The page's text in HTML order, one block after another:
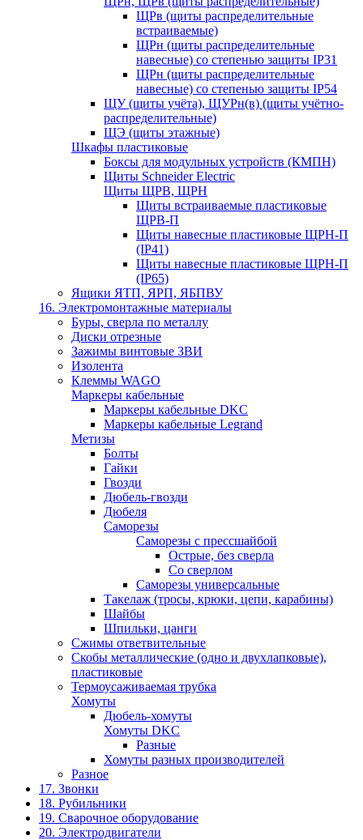
ЩРв (щиты распределительные
встраиваемые)
ЩРн (щиты распределительные
навесные) со степенью защиты IP31
ЩРн (щиты распределительные
навесные) со степенью защиты IP54
ЩУ (щиты учёта), ЩУРн(в) (щиты учётно-
распределительные)
ЩЭ (щиты этажные)
Шкафы пластиковые
Боксы для модульных устройств (КМПН)
Щиты Schneider Electric
Щиты ЩРВ, ЩРН
Щиты встраиваемые пластиковые
ЩРВ-П
Щиты навесные пластиковые ЩРН-П
(IP41)
Щиты навесные пластиковые ЩРН-П
(IP65)
Ящики ЯТП, ЯРП, ЯБПВУ
16. Электромонтажные материалы
Буры, сверла по металлу
Диски отрезные
Зажимы винтовые ЗВИ
Изолента
Клеммы WAGO
Маркеры кабельные
Маркеры кабельные DKC
Маркеры кабельные Legrand
Метизы
Болты
Гайки
Гвозди
Дюбель-гвозди
Дюбеля
Саморезы
Саморезы с прессшайбой
Острые, без сверла
Со сверлом
Саморезы универсальные
Такелаж (тросы, крюки, цепи, карабины)
Шайбы
Шпильки, цанги
Сжимы ответвительные
Скобы металлические (одно и двухлапковые),
пластиковые
Термоусаживаемая трубка
Хомуты
Дюбель-хомуты
Хомуты DKC
Разные
Хомуты разных производителей
Разное
17. Звонки
18. Рубильники
19. Сварочное оборудование
20. Электродвигатели